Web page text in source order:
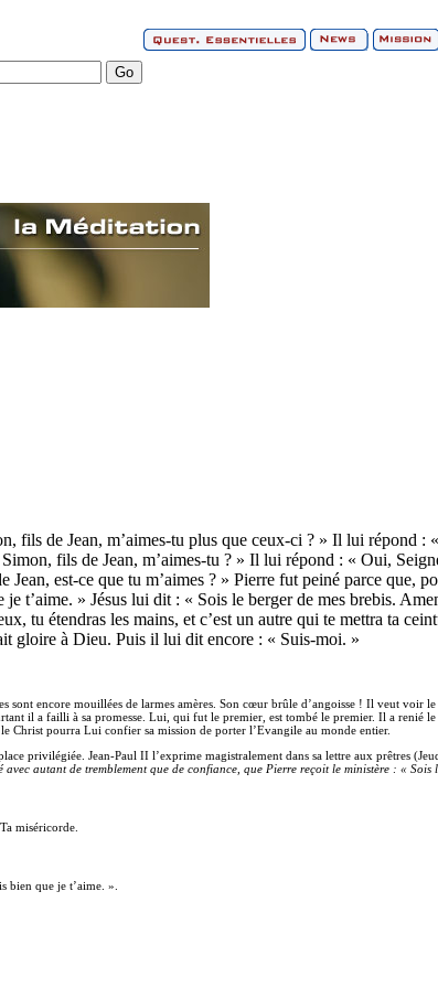
fils de Jean, m’aimes-tu plus que ceux-ci ? » Il lui répond :
fils de Jean, m’aimes-tu ? » Il lui répond : « Oui,
est-ce que tu m’aimes ? » Pierre fut peiné parce que,
t’aime. » Jésus lui dit : « Sois le berger de mes brebis.
tu étendras les mains, et c’est un autre qui te mettra ta
gloire à Dieu. Puis il lui dit encore : « Suis-moi. »
sont encore mouillées de larmes amères. Son cœur brûle d’angoisse ! Il veut voir
il a failli à sa promesse. Lui, qui fut le premier, est tombé le premier. Il a
le Christ pourra Lui confier sa mission de porter l’Evangile au monde entier.
privilégiée. Jean-Paul II l’exprime magistralement dans sa lettre aux prêtres
autant de tremblement que de confiance, que Pierre reçoit le ministère : « Sois
miséricorde.
bien que je t’aime. ».